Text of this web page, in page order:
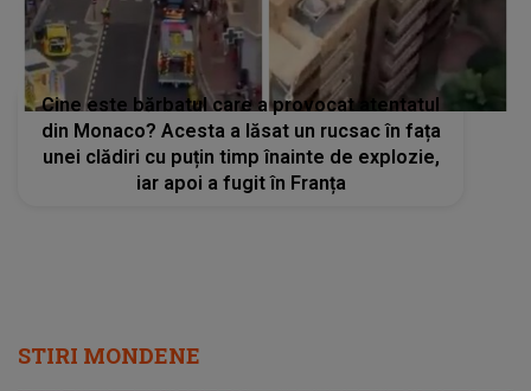
Cine este bărbatul care a provocat atentatul
din Monaco? Acesta a lăsat un rucsac în fața
unei clădiri cu puțin timp înainte de explozie,
iar apoi a fugit în Franța
STIRI MONDENE